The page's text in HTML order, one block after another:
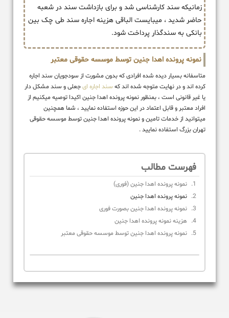
زمانیکه سند کارشناسی شد و برای بازداشت سند در شعبه
حاضر شدید ، میبایست الباقی هزینه اجاره سند طی چک بین
بانکی به سندگذار پرداخت شود.
نمونه پرونده اهدا جنین توسط موسسه حقوقی معتبر
متاسفانه بسیار دیده شده افرادی که بدون مشورت از سودجویان سند اجاره
کرده اند و در نهایت متوجه شده اند که سند اجاره ایجعلی و سند مشکل دار
یا غیر قانونی است ، بمنظور نمونه پرونده اهدا جنین اکیدا توصیه میکنیم از
افراد معتبر و قابل اعتماد در این حوزه استفاده نمایید ، شما همچنین
میتوانید از خدمات تامین و نمونه پرونده اهدا جنین توسط موسسه حقوقی
تهران بزرگ استفاده نمایید .
فهرست مطالب
نمونه پرونده اهدا جنین (فوری)
نمونه پرونده اهدا جنین
نمونه پرونده اهدا جنین بصورت فوری
هزینه نمونه پرونده اهدا جنین
نمونه پرونده اهدا جنین توسط موسسه حقوقی معتبر